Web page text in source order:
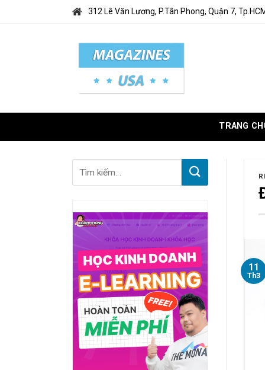
312 Lê Văn Lương, P.Tân Phong, Quận 7,
TRANG
11
Th3